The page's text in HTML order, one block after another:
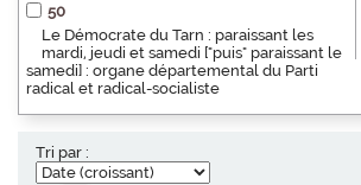
50
Le Démocrate du Tarn : paraissant les
mardi, jeudi et samedi ["puis" paraissant le
samedi] : organe départemental du Parti
radical et radical-socialiste
Tri par :